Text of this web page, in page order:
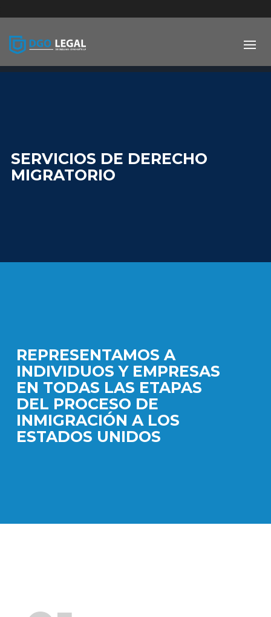
SERVICIOS DE DERECHO
MIGRATORIO
REPRESENTAMOS A
INDIVIDUOS Y EMPRESAS
EN TODAS LAS ETAPAS
DEL PROCESO DE
INMIGRACIÓN A LOS
ESTADOS UNIDOS